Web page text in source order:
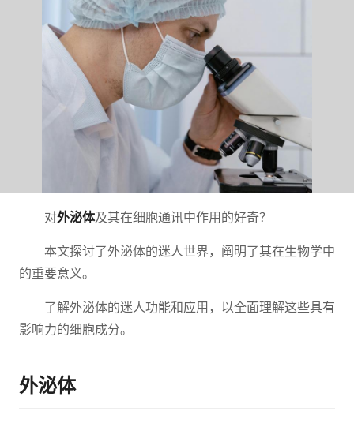
对外泌体及其在细胞通讯中作用的好奇？
本文探讨了外泌体的迷人世界，阐明了其在生物学中
的重要意义。
了解外泌体的迷人功能和应用，以全面理解这些具有
影响力的细胞成分。
外泌体